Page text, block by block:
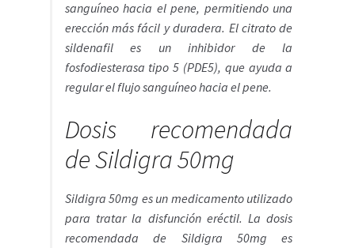
sanguíneo hacia el pene, permitiendo una
erección más fácil y duradera. El citrato de
sildenafil es un inhibidor de la
fosfodiesterasa tipo 5 (PDE5), que ayuda a
regular el flujo sanguíneo hacia el pene.
Dosis recomendada
de Sildigra 50mg
Sildigra 50mg es un medicamento utilizado
para tratar la disfunción eréctil. La dosis
recomendada de Sildigra 50mg es